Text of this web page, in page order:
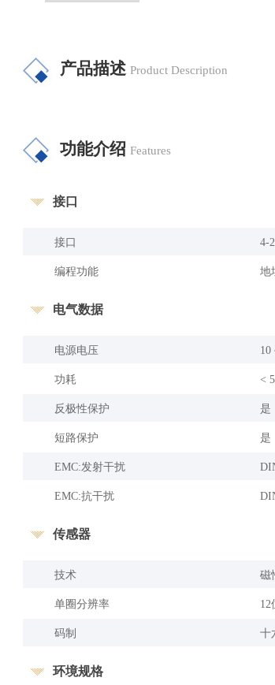
产品描述 Product Description
功能介绍 Features
接口
接口 4-
编程功能 地
电气数据
电源电压 10
功耗 <
反极性保护 是
短路保护 是
EMC:发射干扰
EMC:抗干扰
传感器
技术 磁
单圈分辨率 12
码制 十
环境规格